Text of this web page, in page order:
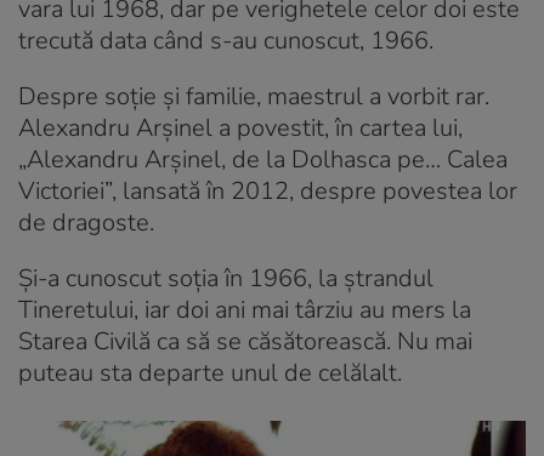
vara lui 1968, dar pe verighetele celor doi este
trecută data când s-au cunoscut, 1966.
Despre soţie şi familie, maestrul a vorbit rar.
Alexandru Arşinel a povestit, în cartea lui,
„Alexandru Arşinel, de la Dolhasca pe… Calea
Victoriei”, lansată în 2012, despre povestea lor
de dragoste.
Şi-a cunoscut soţia în 1966, la ştrandul
Tineretului, iar doi ani mai târziu au mers la
Starea Civilă ca să se căsătorească. Nu mai
puteau sta departe unul de celălalt.